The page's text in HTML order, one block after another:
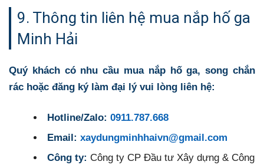
9. Thông tin liên hệ mua nắp hố ga
Minh Hải
Quý khách có nhu cầu mua nắp hố ga, song chắn
rác hoặc đăng ký làm đại lý vui lòng liên hệ:
Hotline/Zalo: 0911.787.668
Email: xaydungminhhaivn@gmail.com
Công ty: Công ty CP Đầu tư Xây dựng & Công